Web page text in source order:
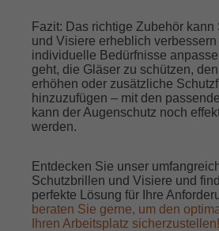
Fazit: Das richtige Zubehör kann
und Visiere erheblich verbessern
individuelle Bedürfnisse
geht, die Gläser zu schützen,
erhöhen oder zusätzliche
hinzuzufügen – mit den
kann der Augenschutz noch
werden.
Entdecken Sie unser
Schutzbrillen und Visiere und
perfekte Lösung für Ihre
beraten Sie gerne, um den
Ihren Arbeitsplatz sicherzustellen!